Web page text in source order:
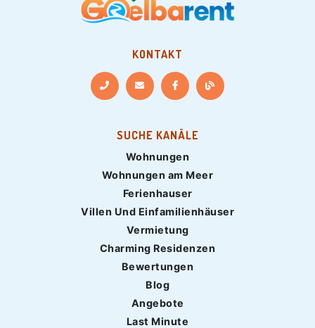
KONTAKT
SUCHE KANÄLE
Wohnungen
Wohnungen am Meer
Ferienhauser
Villen Und Einfamilienhäuser
Vermietung
Charming Residenzen
Bewertungen
Blog
Angebote
Last Minute